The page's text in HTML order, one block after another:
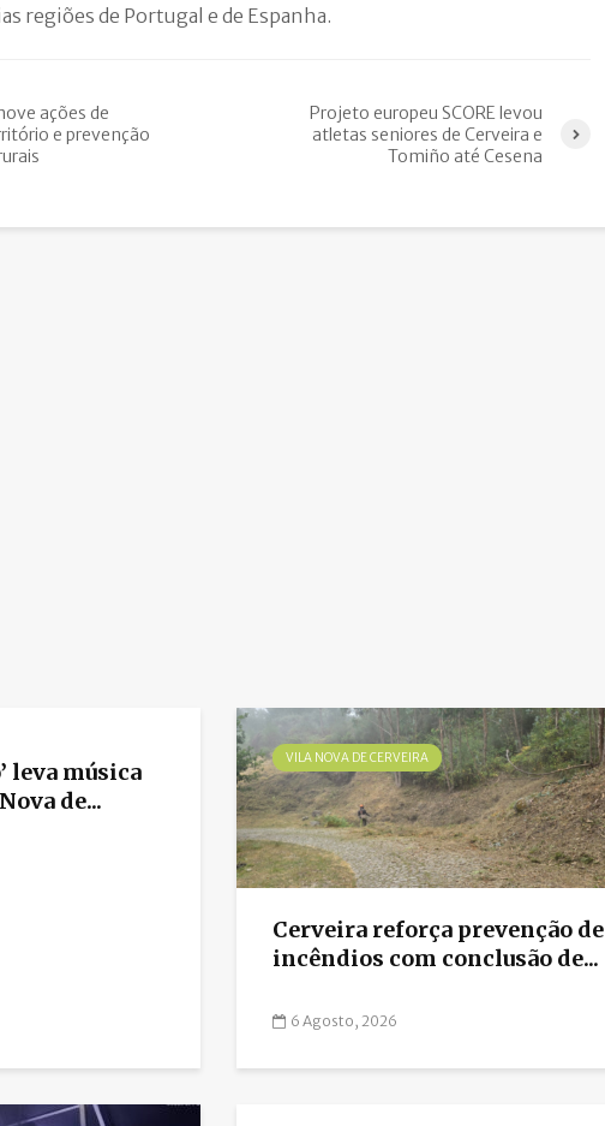
regiões de Portugal e de Espanha.
ações de
e prevenção
Projeto europeu SCORE levou
atletas seniores de Cerveira e
Tomiño até Cesena
leva música
de...
VILA NOVA DE CERVEIRA
Cerveira reforça prevenção de
incêndios com conclusão de...
6 Agosto, 2026